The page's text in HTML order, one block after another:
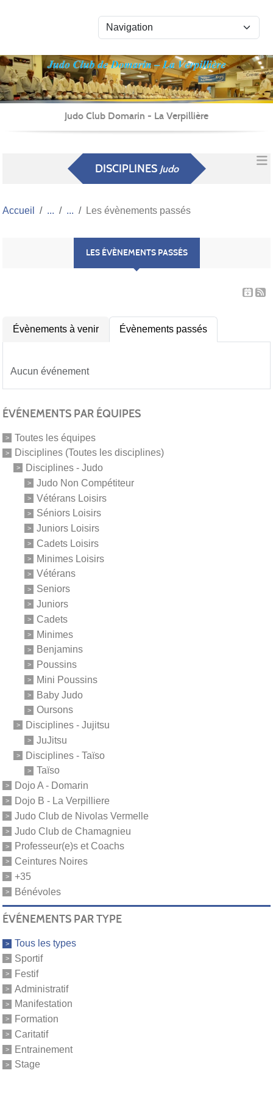
Judo Club Domarin - La Verpillière
DISCIPLINES Judo
Accueil Les évènements passés
LES ÉVÈNEMENTS PASSÉS
Évènements à venir Évènements passés
Aucun événement
ÉVÉNEMENTS PAR ÉQUIPES
Toutes les équipes
Disciplines (Toutes les disciplines)
Disciplines - Judo
Judo Non Compétiteur
Vétérans Loisirs
Séniors Loisirs
Juniors Loisirs
Cadets Loisirs
Minimes Loisirs
Vétérans
Seniors
Juniors
Cadets
Minimes
Benjamins
Poussins
Mini Poussins
Baby Judo
Oursons
Disciplines - Jujitsu
JuJitsu
Disciplines - Taïso
Taïso
Dojo A - Domarin
Dojo B - La Verpilliere
Judo Club de Nivolas Vermelle
Judo Club de Chamagnieu
Professeur(e)s et Coachs
Ceintures Noires
+35
Bénévoles
ÉVÉNEMENTS PAR TYPE
Tous les types
Sportif
Festif
Administratif
Manifestation
Formation
Caritatif
Entrainement
Stage